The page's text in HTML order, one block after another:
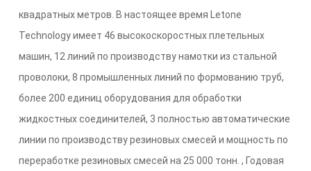
квадратных метров. В настоящее время Letone
Technology имеет 46 высокоскоростных плетельных
машин, 12 линий по производству намотки из стальной
проволоки, 8 промышленных линий по формованию труб,
более 200 единиц оборудования для обработки
жидкостных соединителей, 3 полностью автоматические
линии по производству резиновых смесей и мощность по
переработке резиновых смесей на 25 000 тонн. , Годовая